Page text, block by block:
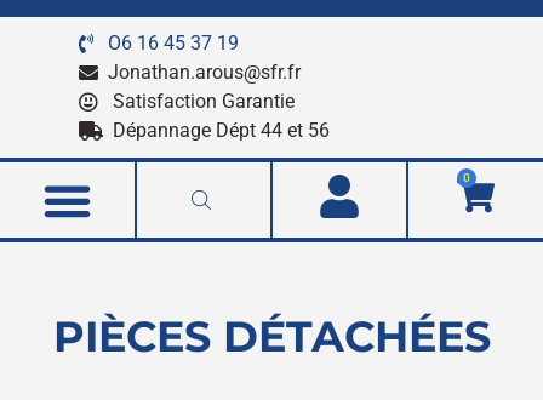
O6 16 45 37 19
Jonathan.arous@sfr.fr
Satisfaction Garantie
Dépannage Dépt 44 et 56
0
PIÈCES DÉTACHÉES